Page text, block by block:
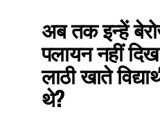
अब तक इन्हें
पलायन नहीं
लाठी खाते
थे?